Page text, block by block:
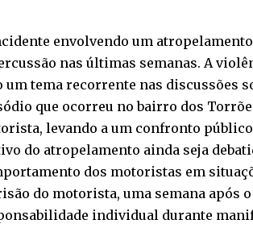
envolvendo um
nas últimas semanas. A
um tema recorrente nas discussões
que ocorreu no bairro dos
levando a um confronto
do atropelamento ainda seja
dos motoristas em
do motorista, uma semana após
individual durante